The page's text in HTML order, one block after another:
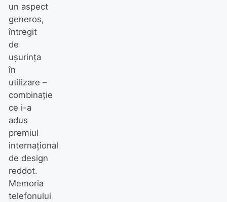
un aspect
generos,
întregit
de
uşurinţa
în
utilizare –
combinaţie
ce i-a
adus
premiul
internaţional
de design
reddot.
Memoria
telefonului